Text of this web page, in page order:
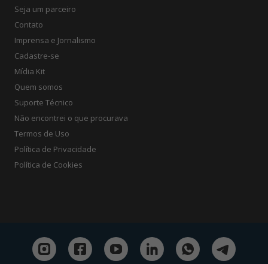
Seja um parceiro
Contato
Imprensa e Jornalismo
Cadastre-se
Mídia Kit
Quem somos
Suporte Técnico
Não encontrei o que procurava
Termos de Uso
Política de Privacidade
Política de Cookies